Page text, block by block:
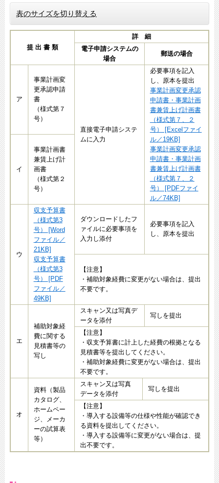
表のサイズを切り替える
提 出 書 類
詳 細
電子申請システムの
場合
郵送の場合
ア
事業計画変
更承認申請
書
（様式第７
号）
直接電子申請システ
ムに入力
必要事項を記入
し、原本を提出
事業計画変更承認
申請書・事業計画
書兼賃上げ計画書
（様式第７、２
号） [Excelファイ
ル／19KB]
事業計画変更承認
申請書・事業計画
書兼賃上げ計画書
（様式第７、２
号） [PDFファイ
ル／74KB]
イ
事業計画書
兼賃上げ計
画書
（様式第２
号）
ウ
収支予算書
（様式第3
号） [Word
ファイル／
21KB]
収支予算書
（様式第3
号） [PDF
ファイル／
49KB]
ダウンロードしたフ
ァイルに必要事項を
入力し添付
必要事項を記入
し、原本を提出
【注意】
・補助対象経費に変更がない場合は、提出
不要です。
エ
補助対象経
費に関する
見積書等の
写し
スキャン又は写真デ
ータを添付
写しを提出
【注意】
・収支予算書に計上した経費の根拠となる
見積書等を提出してください。
・補助対象経費に変更がない場合は、提出
不要です。
オ
資料（製品
カタログ、
ホームペー
ジ、メーカ
ーの試算表
等）
スキャン又は写真
データを添付
写しを提出
【注意】
・導入する設備等の仕様や性能が確認でき
る資料を提出してください。
・導入する設備等に変更がない場合は、提
出不要です。